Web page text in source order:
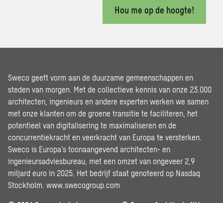
Hou me op de hoogte!
Sweco geeft vorm aan de duurzame gemeenschappen en
steden van morgen. Met de collectieve kennis van onze 23.000
architecten, ingenieurs en andere experten werken we samen
met onze klanten om de groene transitie te faciliteren, het
potentieel van digitalisering te maximaliseren en de
concurrentiekracht en veerkracht van Europa te versterken.
Sweco is Europa’s toonaangevend architecten- en
ingenieursadviesbureau, met een omzet van ongeveer 2,9
miljard euro in 2025. Het bedrijf staat genoteerd op Nasdaq
Stockholm. www.swecogroup.com